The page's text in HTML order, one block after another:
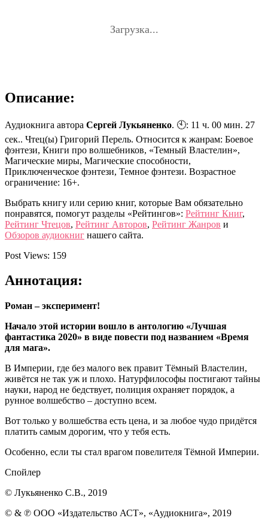
Загрузка...
Описание:
Аудиокнига автора Сергей Лукьяненко. 🕙: 11 ч. 00 мин. 27
сек.. Чтец(ы) Григорий Перель. Относится к жанрам: Боевое
фэнтези, Книги про волшебников, «Темный Властелин»,
Магические миры, Магические способности,
Приключенческое фэнтези, Темное фэнтези. Возрастное
ограничение: 16+.
Выбрать книгу или серию книг, которые Вам обязательно
понравятся, помогут разделы «Рейтингов»: Рейтинг Книг,
Рейтинг Чтецов, Рейтинг Авторов, Рейтинг Жанров и
Обзоров аудиокниг нашего сайта.
Post Views: 159
Аннотация:
Роман – эксперимент!
Начало этой истории вошло в антологию «Лучшая
фантастика 2020» в виде повести под названием «Время
для мага».
В Империи, где без малого век правит Тёмный Властелин,
живётся не так уж и плохо. Натурфилософы постигают тайны
науки, народ не бедствует, полиция охраняет порядок, а
рунное волшебство – доступно всем.
Вот только у волшебства есть цена, и за любое чудо придётся
платить самым дорогим, что у тебя есть.
Особенно, если ты стал врагом повелителя Тёмной Империи.
Спойлер
© Лукьяненко С.В., 2019
© & ℗ ООО «Издательство АСТ», «Аудиокнига», 2019